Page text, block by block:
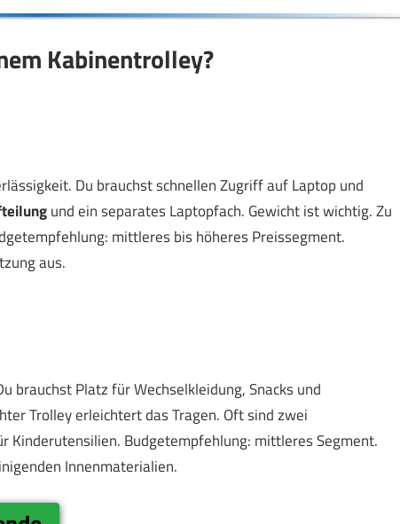
Kabinentrolley?
Du brauchst schnellen Zugriff auf Laptop und
und ein separates Laptopfach. Gewicht ist wichtig. Zu
mittleres bis höheres Preissegment.
aus.
brauchst Platz für Wechselkleidung, Snacks und
Trolley erleichtert das Tragen. Oft sind zwei
Kinderutensilien. Budgetempfehlung: mittleres Segment.
Innenmaterialien.